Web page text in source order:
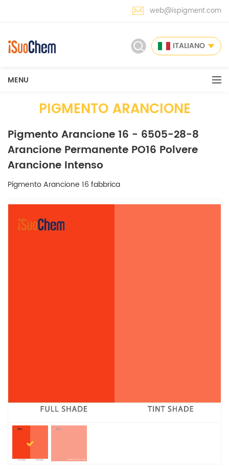
web@ispigment.com
ITALIANO
MENU
PIGMENTO ARANCIONE
Pigmento Arancione 16 - 6505-28-8
Arancione Permanente PO16 Polvere
Arancione Intenso
Pigmento Arancione 16 fabbrica